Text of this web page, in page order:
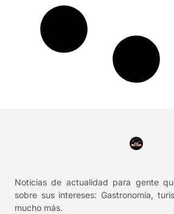
Noticias de actualidad para gente
sobre sus intereses: Gastronomía,
mucho más.